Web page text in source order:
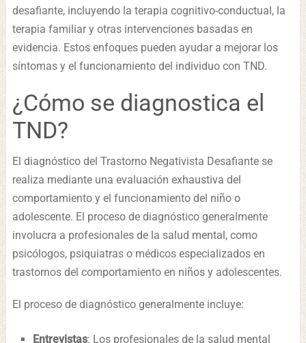
desafiante, incluyendo la terapia cognitivo-conductual, la
terapia familiar y otras intervenciones basadas en
evidencia. Estos enfoques pueden ayudar a mejorar los
síntomas y el funcionamiento del individuo con TND.
¿Cómo se diagnostica el
TND?
El diagnóstico del Trastorno Negativista Desafiante se
realiza mediante una evaluación exhaustiva del
comportamiento y el funcionamiento del niño o
adolescente. El proceso de diagnóstico generalmente
involucra a profesionales de la salud mental, como
psicólogos, psiquiatras o médicos especializados en
trastornos del comportamiento en niños y adolescentes.
El proceso de diagnóstico generalmente incluye:
Entrevistas: Los profesionales de la salud mental